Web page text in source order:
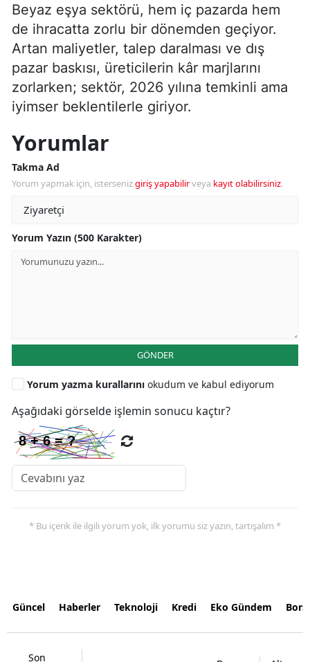
Beyaz eşya sektörü, hem iç pazarda hem
de ihracatta zorlu bir dönemden geçiyor.
Artan maliyetler, talep daralması ve dış
pazar baskısı, üreticilerin kâr marjlarını
zorlarken; sektör, 2026 yılına temkinli ama
iyimser beklentilerle giriyor.
Yorumlar
Takma Ad
Yorum yapmak için, istersenizgiriş yapabilirveya kayıt olabilirsiniz.
Yorum Yazın (500 Karakter)
GÖNDER
Yorum yazma kurallarını okudum ve kabul ediyorum
Aşağıdaki görselde işlemin sonucu kaçtır?
* Bu içerik ile ilgili yorum yok, ilk yorumu siz yazın, tartışalım *
Güncel Haberler Teknoloji Kredi Eko Gündem
Son